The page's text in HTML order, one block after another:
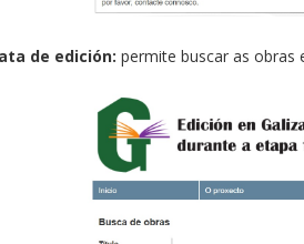
de edición: permite buscar as obras